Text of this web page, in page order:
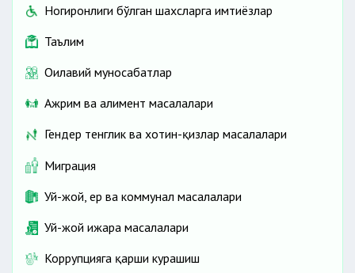
Ногиронлиги бўлган шахсларга имтиёзлар
Таълим
Оилавий муносабатлар
Ажрим ва алимент масалалари
Гендер тенглик ва хотин-қизлар масалалари
Миграция
Уй-жой, ер ва коммунал масалалари
Уй-жой ижара масалалари
Коррупцияга қарши курашиш